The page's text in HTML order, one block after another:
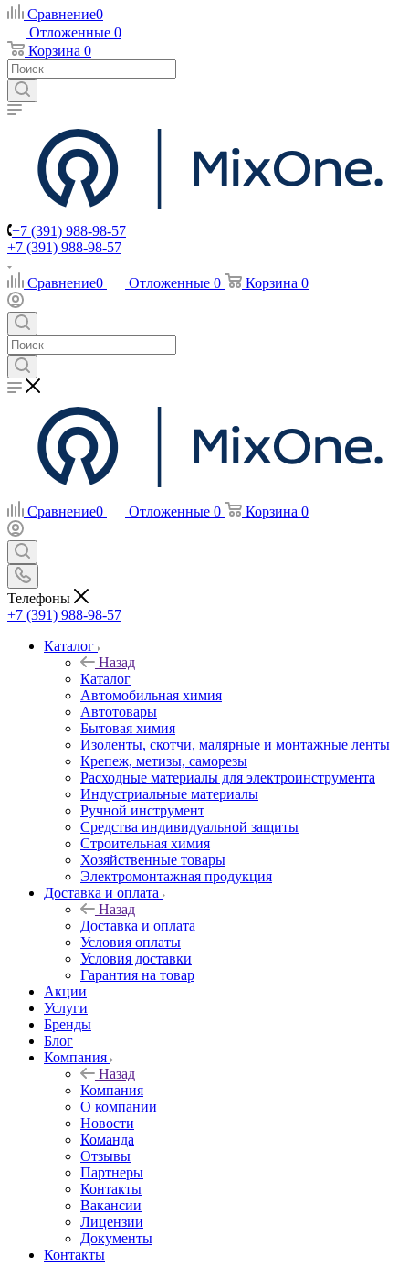
Сравнение0
Отложенные 0
Корзина 0
+7 (391) 988-98-57
+7 (391) 988-98-57
Сравнение0 Отложенные 0 Корзина 0
Сравнение0 Отложенные 0 Корзина 0
Телефоны
+7 (391) 988-98-57
Каталог
Назад
Каталог
Автомобильная химия
Автотовары
Бытовая химия
Изоленты, скотчи, малярные и монтажные ленты
Крепеж, метизы, саморезы
Расходные материалы для электроинструмента
Индустриальные материалы
Ручной инструмент
Средства индивидуальной защиты
Строительная химия
Хозяйственные товары
Электромонтажная продукция
Доставка и оплата
Назад
Доставка и оплата
Условия оплаты
Условия доставки
Гарантия на товар
Акции
Услуги
Бренды
Блог
Компания
Назад
Компания
О компании
Новости
Команда
Отзывы
Партнеры
Контакты
Вакансии
Лицензии
Документы
Контакты